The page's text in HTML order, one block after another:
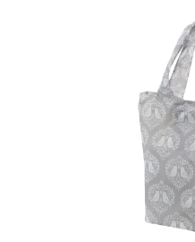
ピック
商品カ
商品カ